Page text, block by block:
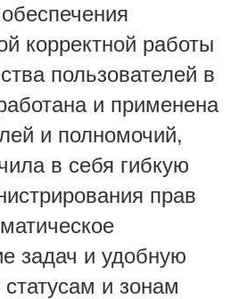
корректной работы
пользователей в
и применена
и полномочий,
в себя гибкую
прав
задач и удобную
и зонам